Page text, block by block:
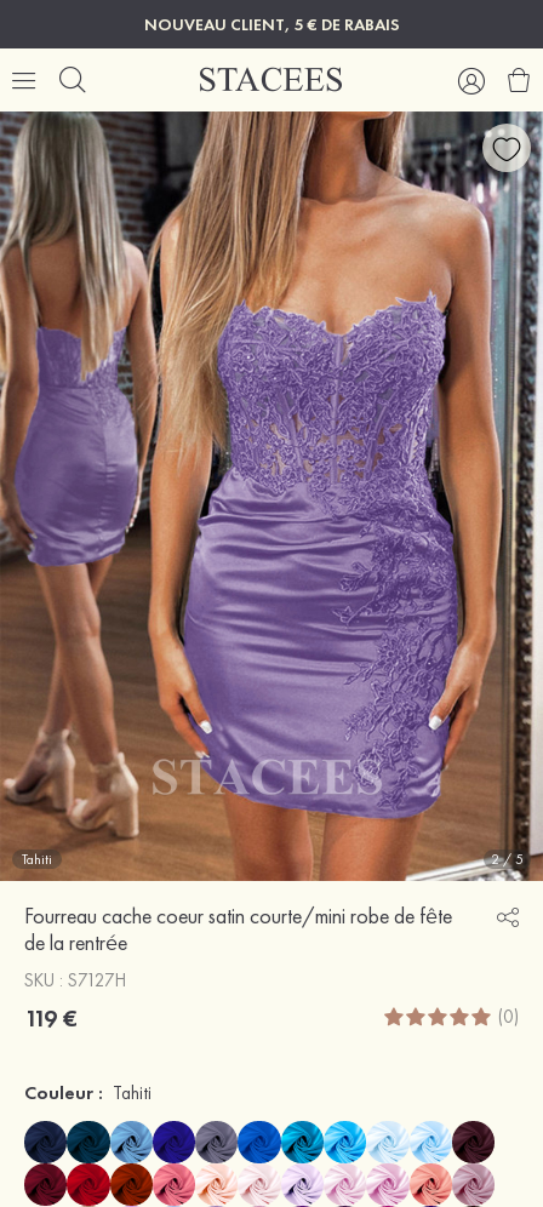
NOUVEAU CLIENT, 5 € DE RABAIS
Tahiti 2/5
Fourreau cache coeur satin courte/mini robe de fête
de la rentrée
SKU : S7127H
119 € (0)
Couleur : Tahiti